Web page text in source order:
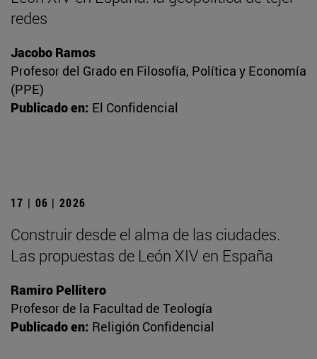
redes
Jacobo Ramos
Profesor del Grado en Filosofía, Política y Economía
(PPE)
Publicado en: El Confidencial
17 | 06 | 2026
Construir desde el alma de las ciudades.
Las propuestas de León XIV en España
Ramiro Pellitero
Profesor de la Facultad de Teología
Publicado en: Religión Confidencial